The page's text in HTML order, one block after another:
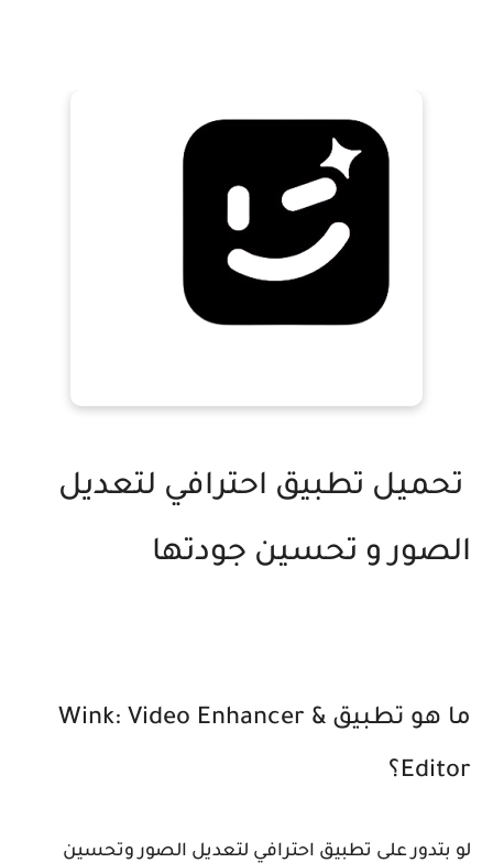
تحميل تطبيق احترافي لتعديل
الصور و تحسين جودتها
ما هو تطبيق Wink: Video Enhancer &
Editor؟
لو بتدور على تطبيق احترافي لتعديل الصور وتحسين